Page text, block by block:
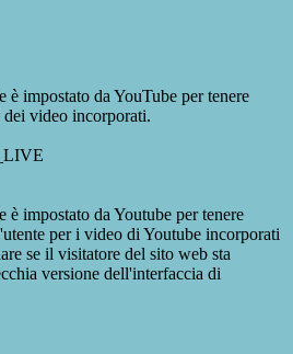
è impostato da YouTube per tenere
video incorporati.
è impostato da Youtube per tenere
per i video di Youtube incorporati
se il visitatore del sito web sta
versione dell'interfaccia di